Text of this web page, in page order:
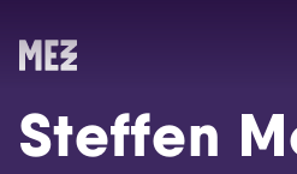
Steffen